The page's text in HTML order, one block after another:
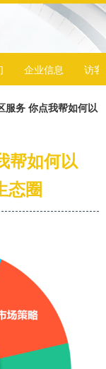
企业信息 访客
服务 你点我帮如何以
帮如何以
态圈